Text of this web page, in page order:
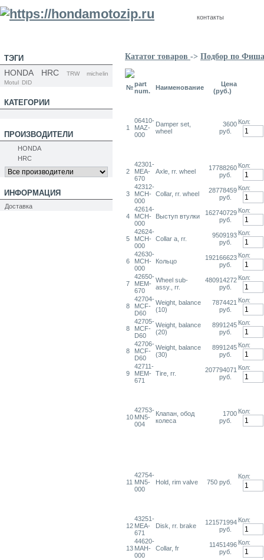
контакты
ТЭГИ
HONDA HRC TRW
michelin
Motul DID
КАТЕГОРИИ
ПРОИЗВОДИТЕЛИ
HONDA
HRC
ИНФОРМАЦИЯ
Доставка
Кататог товаров -> Подбор по
№part
num.
Наименование
Цена
(руб.)
1
06410-
MAZ-
000
Damper set,
wheel
3600
руб.
Кол:
2
42301-
MEA-
670
Axle, rr. wheel
17788260
руб.
Кол:
3
42312-
MCH-
000
Collar, rr. wheel
28778459
руб.
Кол:
4
42614-
MCH-
000
Выступ втулки
162740729
руб.
Кол:
5
42624-
MCH-
000
Collar a, rr.
9509193
руб.
Кол:
6
42630-
MCH-
000
Кольцо
192166623
руб.
Кол:
7
42650-
MEM-
670
Wheel sub-
assy., rr.
480914272
руб.
Кол:
8
42704-
MCF-
D60
Weight, balance
(10)
7874421
руб.
Кол:
8
42705-
MCF-
D60
Weight, balance
(20)
8991245
руб.
Кол:
8
42706-
MCF-
D60
Weight, balance
(30)
8991245
руб.
Кол:
9
42711-
MEM-
671
Tire, rr.
207794071
руб.
Кол:
10
42753-
MN5-
004
Клапан, обод
колеса
1700
руб.
Кол:
11
42754-
MN5-
000
Hold, rim valve 750 руб.
Кол:
12
43251-
MEA-
671
Disk, rr. brake
121571994
руб.
Кол:
13
44620-
MAH-
000
Collar, fr
11451496
руб.
Кол: